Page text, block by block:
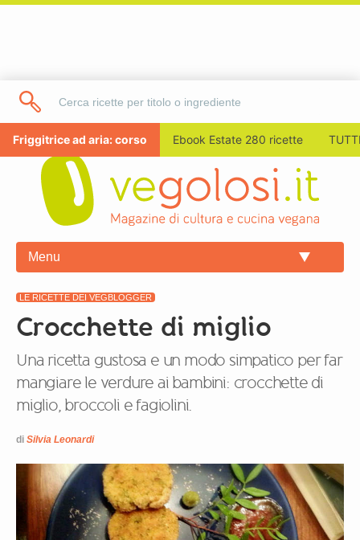
Friggitrice ad aria: corso Ebook Estate 280 ricette
Menu
LE RICETTE DEI VEGBLOGGER
Crocchette di miglio
Una ricetta gustosa e un modo simpatico per far
mangiare le verdure ai bambini: crocchette di
miglio, broccoli e fagiolini.
di Silvia Leonardi